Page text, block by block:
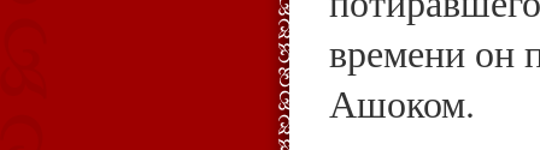
времени он
Ашоком.